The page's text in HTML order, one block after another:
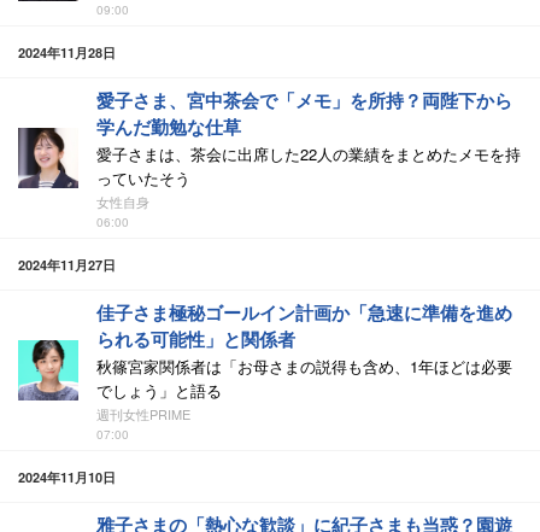
09:00
2024年11月28日
愛子さま、宮中茶会で「メモ」を所持？両陛下から
学んだ勤勉な仕草
愛子さまは、茶会に出席した22人の業績をまとめたメモを持
っていたそう
女性自身
06:00
2024年11月27日
佳子さま極秘ゴールイン計画か「急速に準備を進め
られる可能性」と関係者
秋篠宮家関係者は「お母さまの説得も含め、1年ほどは必要
でしょう」と語る
週刊女性PRIME
07:00
2024年11月10日
雅子さまの「熱心な歓談」に紀子さまも当惑？園遊